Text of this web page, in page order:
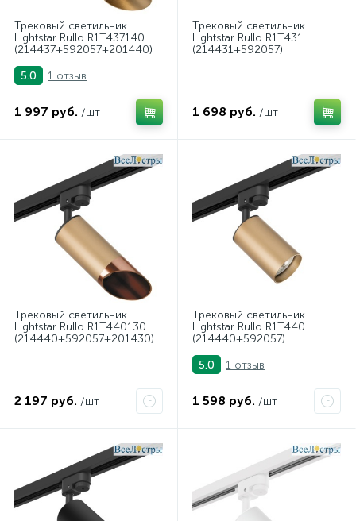
Трековый светильник
Lightstar Rullo R1T437140
(214437+592057+201440)
5.0
1 отзыв
1 997 руб. /шт
Трековый светильник
Lightstar Rullo R1T431
(214431+592057)
1 698 руб. /шт
Трековый светильник
Lightstar Rullo R1T440130
(214440+592057+201430)
2 197 руб. /шт
Трековый светильник
Lightstar Rullo R1T440
(214440+592057)
5.0
1 отзыв
1 598 руб. /шт